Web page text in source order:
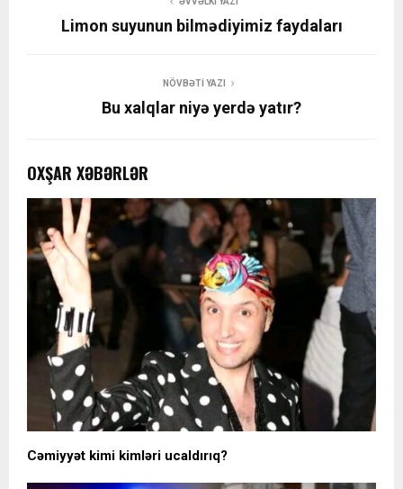
Limon suyunun bilmədiyimiz faydaları
NÖVBƏTI YAZI
Bu xalqlar niyə yerdə yatır?
OXŞAR XƏBƏRLƏR
Cəmiyyət kimi kimləri ucaldırıq?